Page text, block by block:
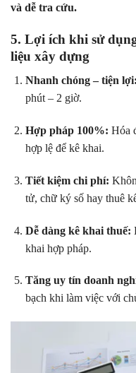
và dễ tra cứu.
5. Lợi ích khi sử
liệu xây dựng
Nhanh chóng – tiện lợi:
phút – 2 giờ.
Hợp pháp 100%: Hóa
hợp lệ để kê khai.
Tiết kiệm chi phí:
tử, chữ ký số hay thuê
Dễ dàng kê khai thuế:
khai hợp pháp.
Tăng uy tín doanh
bạch khi làm việc với